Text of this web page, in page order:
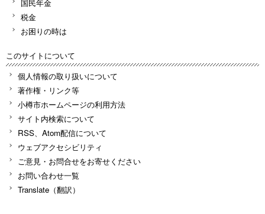
国民年金
税金
お困りの時は
このサイトについて
個人情報の取り扱いについて
著作権・リンク等
小樽市ホームページの利用方法
サイト内検索について
RSS、Atom配信について
ウェブアクセシビリティ
ご意見・お問合せをお寄せください
お問い合わせ一覧
Translate（翻訳）